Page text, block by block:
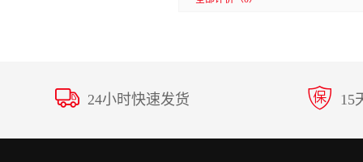
24小时快速发货 15